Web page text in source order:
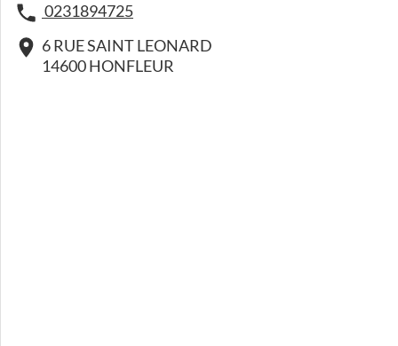
0231894725
6 RUE SAINT LEONARD
14600 HONFLEUR